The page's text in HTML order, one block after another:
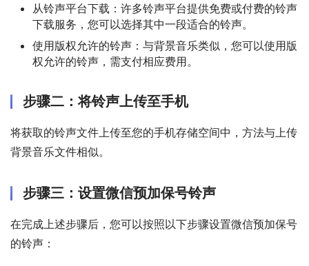
从铃声平台下载：许多铃声平台提供免费或付费的铃声
下载服务，您可以选择其中一段适合的铃声。
使用版权允许的铃声：与背景音乐类似，您可以使用版
权允许的铃声，需支付相应费用。
步骤二：将铃声上传至手机
将获取的铃声文件上传至您的手机存储空间中，方法与上传
背景音乐文件相似。
步骤三：设置微信预加保号铃声
在完成上述步骤后，您可以按照以下步骤设置微信预加保号
的铃声：